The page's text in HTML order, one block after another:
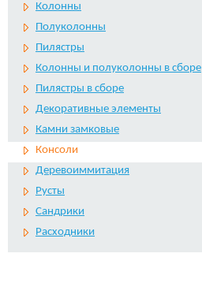
Колонны
Полуколонны
Пилястры
Колонны и полуколонны в сборе
Пилястры в сборе
Декоративные элементы
Камни замковые
Консоли
Деревоиммитация
Русты
Сандрики
Расходники